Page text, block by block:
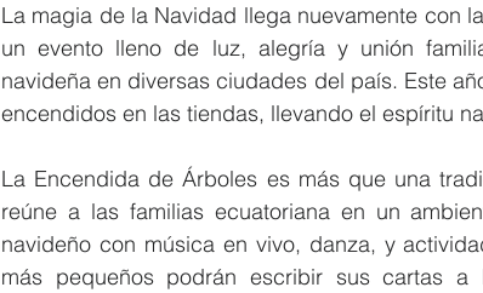
La magia de la Navidad llega nuevamente con
un evento lleno de luz, alegría y unión
navideña en diversas ciudades del país. Este
encendidos en las tiendas, llevando el espíritu
La Encendida de Árboles es más que una
reúne a las familias ecuatoriana en un
navideño con música en vivo, danza, y
más pequeños podrán escribir sus cartas